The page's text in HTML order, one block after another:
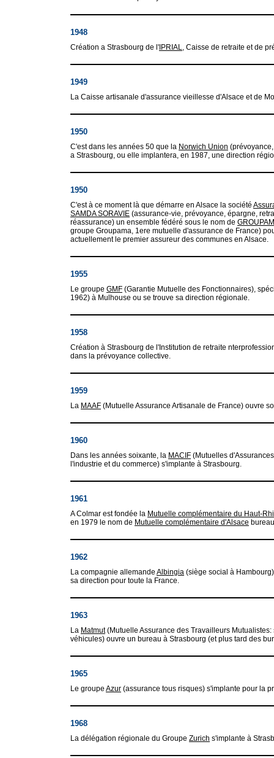
1948
Création a Strasbourg de l'IPRIAL , Caisse de retraite et de
1949
La Caisse artisanale d'assurance vieillesse d'Alsace et de
1950
C'est dans les années 50 que la Norwich Union
a Strasbourg, ou elle implantera, en 1987, une direction
1950
C'est à ce moment là que démarre en Alsace la société
SAMDA SORAVIE (assurance-vie, prévoyance, épargne,
réassurance) un ensemble fédéré sous le nom de
groupe Groupama, 1ere mutuelle d'assurance de France)
actuellement le premier assureur des communes en Alsace.
1955
Le groupe GMF (Garantie Mutuelle des Fonctionnaires),
1962) à Mulhouse ou se trouve sa direction régionale.
1958
Création à Strasbourg de l'Institution de retraite
dans la prévoyance collective.
1959
La MAAF (Mutuelle Assurance Artisanale de France) ouvre
1960
Dans les années soixante, la MACIF (Mutuelles
l'industrie et du commerce) s'implante à Strasbourg.
1961
A Colmar est fondée la Mutuelle complémentaire du Haut-
en 1979 le nom de Mutuelle complémentaire d'Alsace
1962
La compagnie allemande Albingia (siège social à
sa direction pour toute la France.
1963
La Matmut(Mutuelle Assurance des Travailleurs
véhicules) ouvre un bureau à Strasbourg (et plus tard des
1965
Le groupe Azur (assurance tous risques) s'implante pour la
1968
La délégation régionale du Groupe Zurich s'implante à